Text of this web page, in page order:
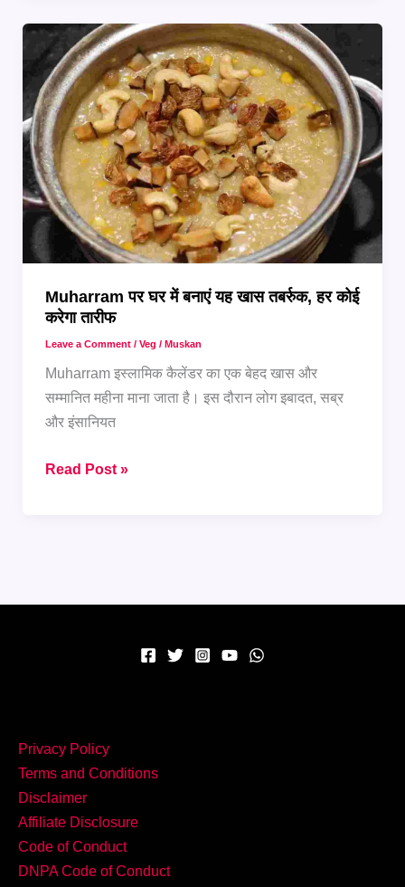
रूह
सुकून
देने
वाले
पारंपरिक
शरबत
Muharram पर घर में बनाएं यह खास तबर्रुक, हर कोई
करेगा तारीफ
Leave a Comment / Veg / Muskan
Muharram इस्लामिक कैलेंडर का एक बेहद खास और
सम्मानित महीना माना जाता है। इस दौरान लोग इबादत, सब्र
और इंसानियत
Muharram
Read Post »
Privacy Policy
Terms and Conditions
Disclaimer
Affiliate Disclosure
Code of Conduct
DNPA Code of Conduct